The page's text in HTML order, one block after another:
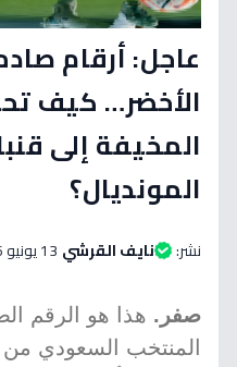
عاجل: أرقام
الأخضر… كيف
المخيفة إلى
المونديال؟
نشر: نايف القرشي 13 يونيو 2026 الساعة 01:05 مساءاً
صفر. هذا هو الرقم
المنتخب السعودي من